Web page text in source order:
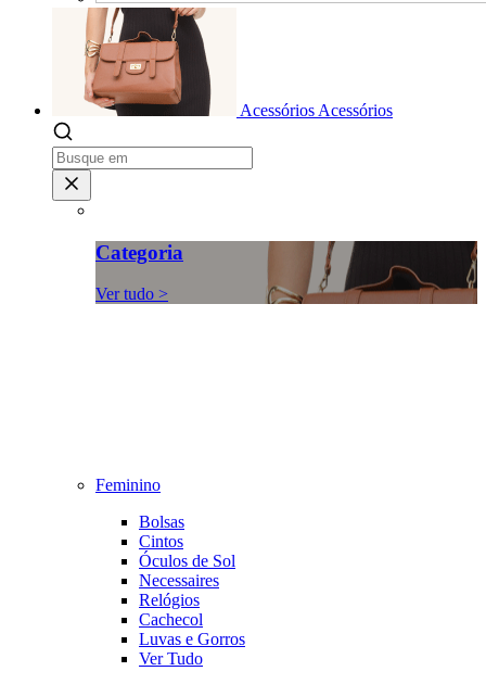
Acessórios Acessórios
Categoria
Ver tudo >
Feminino
Bolsas
Cintos
Óculos de Sol
Necessaires
Relógios
Cachecol
Luvas e Gorros
Ver Tudo